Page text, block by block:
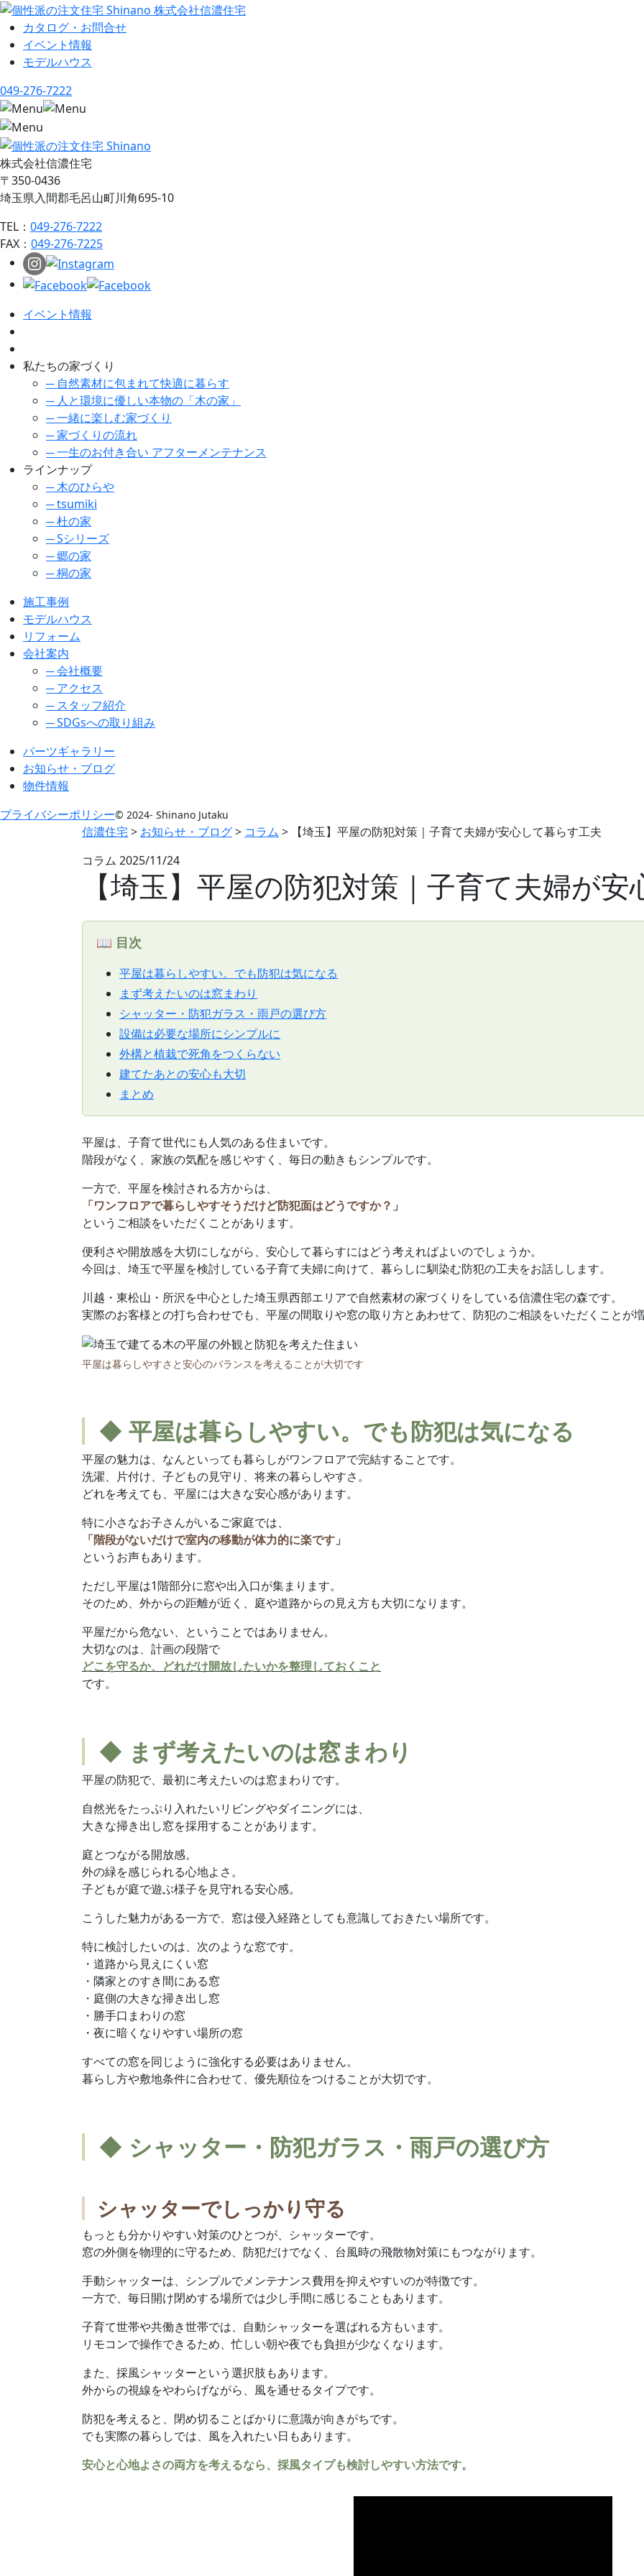
カタログ・お問合せ
イベント情報
モデルハウス
049-276-7222
株式会社信濃住宅
〒350-0436
埼玉県入間郡毛呂山町川角695-10
TEL： 049-276-7222
FAX： 049-276-7225
イベント情報
私たちの家づくり
─ 自然素材に包まれて快適に暮らす
─ 人と環境に優しい本物の「木の家」
─ 一緒に楽しむ家づくり
─ 家づくりの流れ
─ 一生のお付き合い アフターメンテナンス
ラインナップ
─ 木のひらや
─ tsumiki
─ 杜の家
─ Sシリーズ
─ 郷の家
─ 桐の家
施工事例
モデルハウス
リフォーム
会社案内
─ 会社概要
─ アクセス
─ スタッフ紹介
─ SDGsへの取り組み
パーツギャラリー
お知らせ・ブログ
物件情報
プライバシーポリシー© 2024- Shinano Jutaku
信濃住宅 > お知らせ・ブログ> コラム >
【埼玉】平屋の防犯対策｜子育て夫婦が安心して暮らす工夫
コラム 2025/11/24
【埼玉】平屋の防犯対策｜子育て夫婦が
📖 目次
平屋は暮らしやすい。でも防犯は気になる
まず考えたいのは窓まわり
シャッター・防犯ガラス・雨戸の選び方
設備は必要な場所にシンプルに
外構と植栽で死角をつくらない
建てたあとの安心も大切
まとめ
平屋は、子育て世代にも人気のある住まいです。
階段がなく、家族の気配を感じやすく、毎日の動きもシンプルです。
一方で、平屋を検討される方からは、
「ワンフロアで暮らしやすそうだけど防犯面はどうですか？」
というご相談をいただくことがあります。
便利さや開放感を大切にしながら、安心して暮らすにはどう考えればよいのでしょうか。
今回は、埼玉で平屋を検討している子育て夫婦に向けて、暮らしに馴染む防犯の工夫をお話しします。
川越・東松山・所沢を中心とした埼玉県西部エリアで自然素材の家づくりをしている信濃住宅の森です。
実際のお客様との打ち合わせでも、平屋の間取りや窓の取り方とあわせて、防犯のご相談をいただくことが増
平屋は暮らしやすさと安心のバランスを考えることが大切です
◆ 平屋は暮らしやすい。でも防犯は気になる
平屋の魅力は、なんといっても暮らしがワンフロアで完結することです。
洗濯、片付け、子どもの見守り、将来の暮らしやすさ。
どれを考えても、平屋には大きな安心感があります。
特に小さなお子さんがいるご家庭では、
「階段がないだけで室内の移動が体力的に楽です」
というお声もあります。
ただし平屋は1階部分に窓や出入口が集まります。
そのため、外からの距離が近く、庭や道路からの見え方も大切になります。
平屋だから危ない、ということではありません。
大切なのは、計画の段階で
どこを守るか、どれだけ開放したいかを整理しておくこと
です。
◆ まず考えたいのは窓まわり
平屋の防犯で、最初に考えたいのは窓まわりです。
自然光をたっぷり入れたいリビングやダイニングには、
大きな掃き出し窓を採用することがあります。
庭とつながる開放感。
外の緑を感じられる心地よさ。
子どもが庭で遊ぶ様子を見守れる安心感。
こうした魅力がある一方で、窓は侵入経路としても意識しておきたい場所です。
特に検討したいのは、次のような窓です。
・道路から見えにくい窓
・隣家とのすき間にある窓
・庭側の大きな掃き出し窓
・勝手口まわりの窓
・夜に暗くなりやすい場所の窓
すべての窓を同じように強化する必要はありません。
暮らし方や敷地条件に合わせて、優先順位をつけることが大切です。
◆ シャッター・防犯ガラス・雨戸の選び方
シャッターでしっかり守る
もっとも分かりやすい対策のひとつが、シャッターです。
窓の外側を物理的に守るため、防犯だけでなく、台風時の飛散物対策にもつながります。
手動シャッターは、シンプルでメンテナンス費用を抑えやすいのが特徴です。
一方で、毎日開け閉めする場所では少し手間に感じることもあります。
子育て世帯や共働き世帯では、自動シャッターを選ばれる方もいます。
リモコンで操作できるため、忙しい朝や夜でも負担が少なくなります。
また、採風シャッターという選択肢もあります。
外からの視線をやわらげながら、風を通せるタイプです。
防犯を考えると、閉め切ることばかりに意識が向きがちです。
でも実際の暮らしでは、風を入れたい日もあります。
安心と心地よさの両方を考えるなら、採風タイプも検討しやすい方法です。